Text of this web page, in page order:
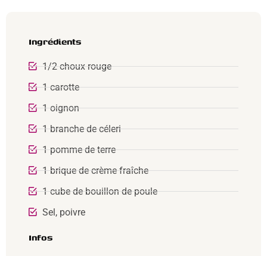
Ingrédients
1/2 choux rouge
1 carotte
1 oignon
1 branche de céleri
1 pomme de terre
1 brique de crème fraîche
1 cube de bouillon de poule
Sel, poivre
Infos